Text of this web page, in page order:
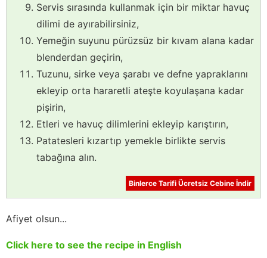
Servis sırasında kullanmak için bir miktar havuç
dilimi de ayırabilirsiniz,
Yemeğin suyunu pürüzsüz bir kıvam alana kadar
blenderdan geçirin,
Tuzunu, sirke veya şarabı ve defne yapraklarını
ekleyip orta hararetli ateşte koyulaşana kadar
pişirin,
Etleri ve havuç dilimlerini ekleyip karıştırın,
Patatesleri kızartıp yemekle birlikte servis
tabağına alın.
Binlerce Tarifi Ücretsiz Cebine İndir
Afiyet olsun...
Click here to see the recipe in English